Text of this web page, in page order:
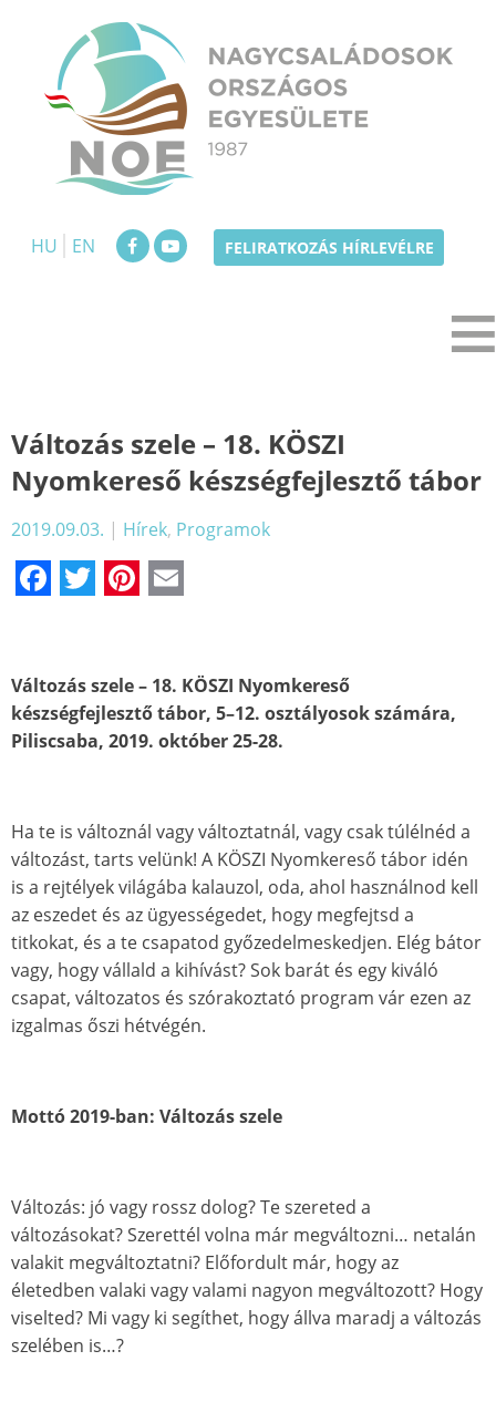
content
HU
EN FELIRATKOZÁS HÍRLEVÉLRE
Változás szele – 18. KÖSZI
Nyomkereső készségfejlesztő tábor
2019.09.03. | Hírek, Programok
Facebook
TwitterPinterest
Változás szele – 18. KÖSZI Nyomkereső
készségfejlesztő tábor, 5–12. osztályosok számára,
Piliscsaba, 2019. október 25-28.
Ha te is változnál vagy változtatnál, vagy csak túlélnéd a
változást, tarts velünk! A KÖSZI Nyomkereső tábor idén
is a rejtélyek világába kalauzol, oda, ahol használnod kell
az eszedet és az ügyességedet, hogy megfejtsd a
titkokat, és a te csapatod győzedelmeskedjen. Elég bátor
vagy, hogy vállald a kihívást? Sok barát és egy kiváló
csapat, változatos és szórakoztató program vár ezen az
izgalmas őszi hétvégén.
Mottó 2019-ban: Változás szele
Változás: jó vagy rossz dolog? Te szereted a
változásokat? Szerettél volna már megváltozni… netalán
valakit megváltoztatni? Előfordult már, hogy az
életedben valaki vagy valami nagyon megváltozott? Hogy
viselted? Mi vagy ki segíthet, hogy állva maradj a változás
szelében is…?